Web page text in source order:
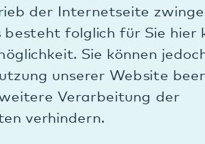
die Verarbeitung der
Daten ist Art. 6 Abs. 1
also ein berechtigtes
Unser berechtigtes
oben genannten Zwecken.
hat ergeben, dass wir mit der
zur Verbesserung